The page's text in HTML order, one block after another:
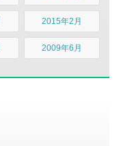
2015年2月
2009年6月